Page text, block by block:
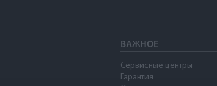
ВАЖНОЕ
Сервисные центры
Гарантия